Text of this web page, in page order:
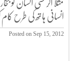
انسانی ہاتھ کی طرح
Posted on Sep 15, 2012